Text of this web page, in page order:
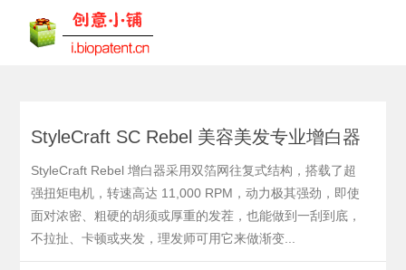
StyleCraft SC Rebel 美容美发专业增白器
StyleCraft Rebel 增白器采用双箔网往复式结构，搭载了超
强扭矩电机，转速高达 11,000 RPM，动力极其强劲，即使
面对浓密、粗硬的胡须或厚重的发茬，也能做到一刮到底，
不拉扯、卡顿或夹发，理发师可用它来做渐变...